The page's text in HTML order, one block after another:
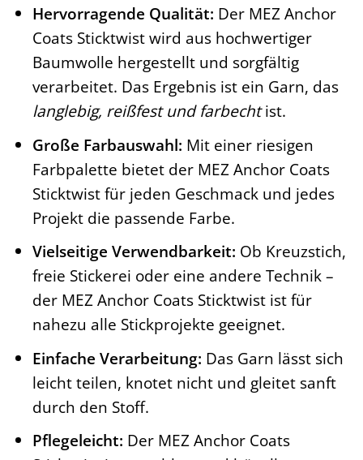
Hervorragende Qualität: Der MEZ Anchor
Coats Sticktwist wird aus hochwertiger
Baumwolle hergestellt und sorgfältig
verarbeitet. Das Ergebnis ist ein Garn, das
langlebig, reißfest und farbechtist.
Große Farbauswahl: Mit einer riesigen
Farbpalette bietet der MEZ Anchor Coats
Sticktwist für jeden Geschmack und jedes
Projekt die passende Farbe.
Vielseitige Verwendbarkeit: Ob Kreuzstich,
freie Stickerei oder eine andere Technik –
der MEZ Anchor Coats Sticktwist ist für
nahezu alle Stickprojekte geeignet.
Einfache Verarbeitung: Das Garn lässt sich
leicht teilen, knotet nicht und gleitet sanft
durch den Stoff.
Pflegeleicht: Der MEZ Anchor Coats